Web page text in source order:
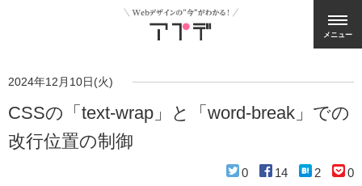
メニュー
2024年12月10日(火)
CSSの「text-wrap」と「word-break」での
改行位置の制御
0 14 2 0